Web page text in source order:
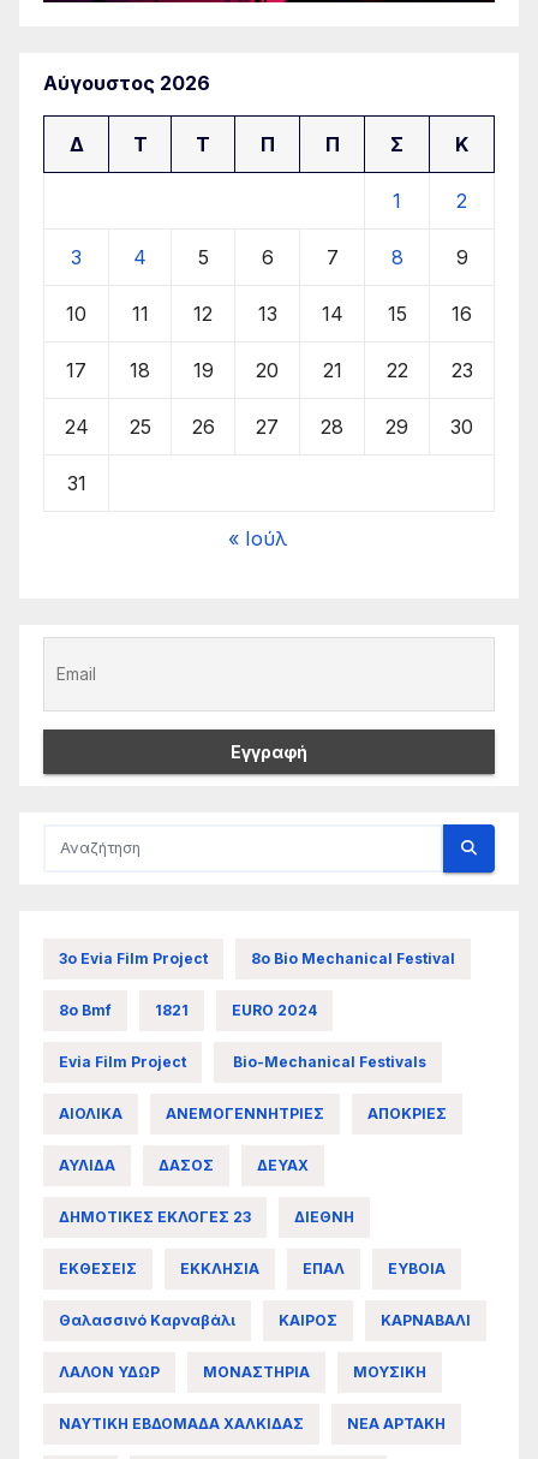
Αύγουστος 2026
Δ Τ Τ Π Π Σ Κ
1 2
3 4 5 6 7 8 9
10 11 12 13 14 15 16
17 18 19 20 21 22 23
24 25 26 27 28 29 30
31
« Ιούλ
3ο Evia Film Project 8ο Bio Mechanical Festival
8ο Bmf 1821 EURO 2024
Evia Film Project Bio-Mechanical Festivals
ΑΙΟΛΙΚΑ ΑΝΕΜΟΓΕΝΝΗΤΡΙΕΣ ΑΠΟΚΡΙΕΣ
ΑΥΛΙΔΑ ΔΑΣΟΣ ΔΕΥΑΧ
ΔΗΜΟΤΙΚΕΣ ΕΚΛΟΓΕΣ 23 ΔΙΕΘΝΗ
ΕΚΘΕΣΕΙΣ ΕΚΚΛΗΣΙΑ ΕΠΑΛ ΕΥΒΟΙΑ
Θαλασσινό Καρναβάλι ΚΑΙΡΟΣ ΚΑΡΝΑΒΑΛΙ
ΛΑΛΟΝ ΥΔΩΡ ΜΟΝΑΣΤΗΡΙΑ ΜΟΥΣΙΚΗ
ΝΑΥΤΙΚΗ ΕΒΔΟΜΑΔΑ ΧΑΛΚΙΔΑΣ ΝΕΑ ΑΡΤΑΚΗ